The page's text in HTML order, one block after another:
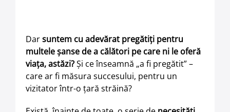
Darsuntem cu adevărat pregătiţi pentru
multele şanse de a călători pe care ni le oferă
viaţa, astăzi?Şi ce înseamnă „a fi pregătit” –
care ar fi măsura succesului, pentru un
vizitator într-o ţară străină?